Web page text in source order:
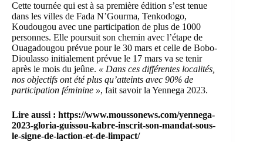
Cette tournée qui est à sa première édition s’est tenue
dans les villes de Fada N’Gourma, Tenkodogo,
Koudougou avec une participation de plus de 1000
personnes. Elle poursuit son chemin avec l’étape de
Ouagadougou prévue pour le 30 mars et celle de Bobo-
Dioulasso initialement prévue le 17 mars va se tenir
après le mois du jeûne. « Dans ces différentes localités,
nos objectifs ont été plus qu’atteints avec 90% de
participation féminine », fait savoir la Yennega 2023.
Lire aussi : https://www.moussonews.com/yennega-
2023-gloria-guissou-kabre-inscrit-son-mandat-sous-
le-signe-de-laction-et-de-limpact/